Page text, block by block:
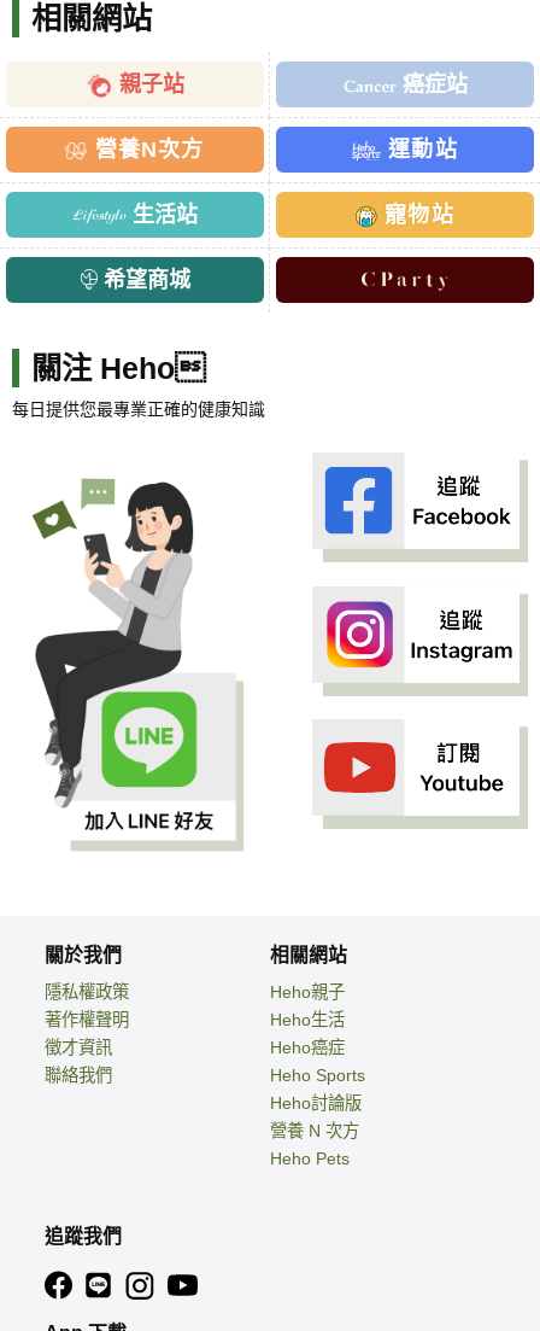
相關網站
親子站 癌症站
營養N次方 運動站
生活站 寵物站
希望商城
關注 Heho
每日提供您最專業正確的健康知識
關於我們
隱私權政策
著作權聲明
徵才資訊
聯絡我們
相關網站
Heho親子
Heho生活
Heho癌症
Heho Sports
Heho討論版
營養 N 次方
Heho Pets
追蹤我們